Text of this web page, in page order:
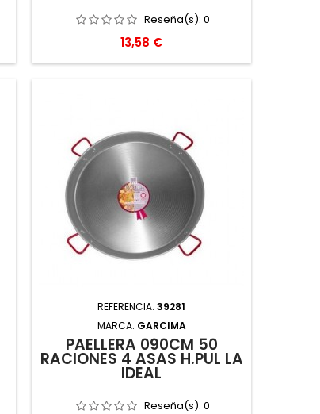
Reseña(s): 0
Precio
13,58 €
REFERENCIA:39281
MARCA: GARCIMA
PAELLERA 090CM 50
RACIONES 4 ASAS H.PUL LA
IDEAL
Reseña(s): 0